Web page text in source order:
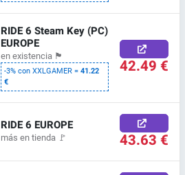
RIDE 6 Steam Key (PC)
EUROPE
en existencia 🏴
-3% con XXLGAMER =41.22
€
42.49 €
RIDE 6 EUROPE
más en tienda 🚩 43.63 €